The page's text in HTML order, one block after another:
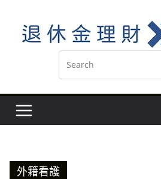
content
外籍看護